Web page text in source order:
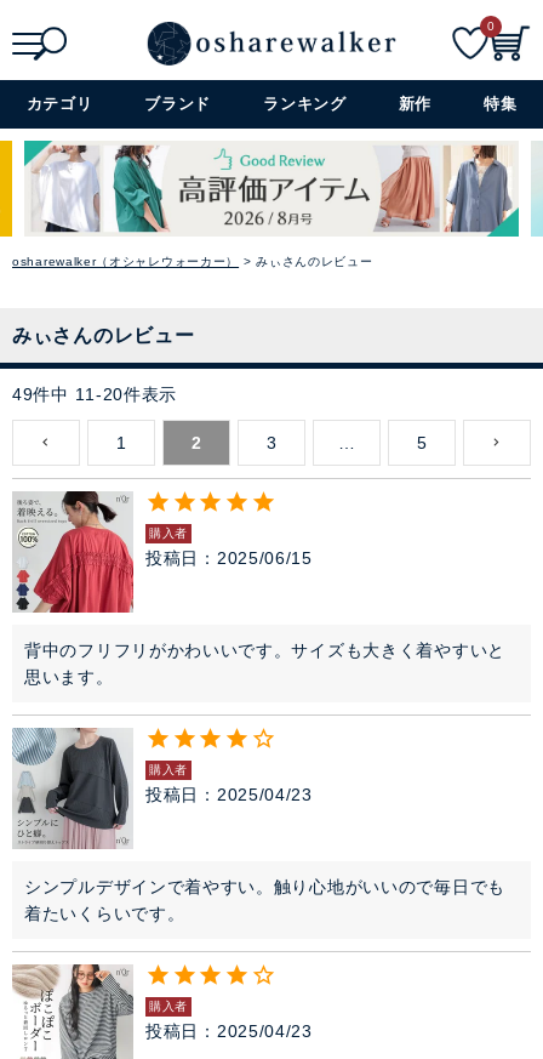
詳細検索+
0
カテゴリ ブランド ランキング 新作 特集
osharewalker（オシャレウォーカー） みぃさんのレビュー
みぃさんのレビュー
49件中 11 -20件表示
1 2 3 5
購入者
投稿日 2025/06/15
背中のフリフリがかわいいです。サイズも大きく着やすいと
思います。
購入者
投稿日 2025/04/23
シンプルデザインで着やすい。触り心地がいいので毎日でも
着たいくらいです。
購入者
投稿日 2025/04/23